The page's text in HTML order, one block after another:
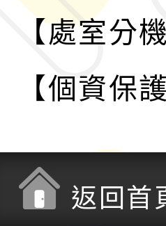
【處室分
【個資保
返回首